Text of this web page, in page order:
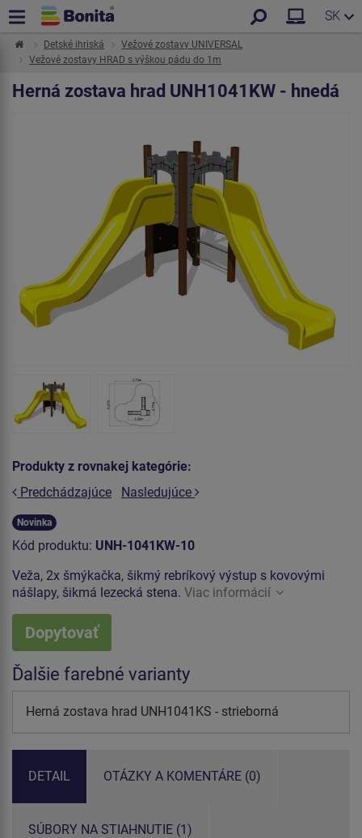
SK
Detské ihriská
Vežové zostavy UNIVERSAL
Vežové zostavy HRAD s výškou pádu do 1m
Herná zostava hrad UNH1041KW - hnedá
Produkty z rovnakej kategórie:
Predchádzajúce
Nasledujúce
Novinka
Kód produktu: UNH-1041KW-10
Veža, 2x šmýkačka, šikmý rebríkový výstup s kovovými
nášlapy, šikmá lezecká stena. Viac informácií
Dopytovať
Ďalšie farebné varianty
Herná zostava hrad UNH1041KS - strieborná
DETAIL OTÁZKY A KOMENTÁRE (0)
SÚBORY NA STIAHNUTIE (1)